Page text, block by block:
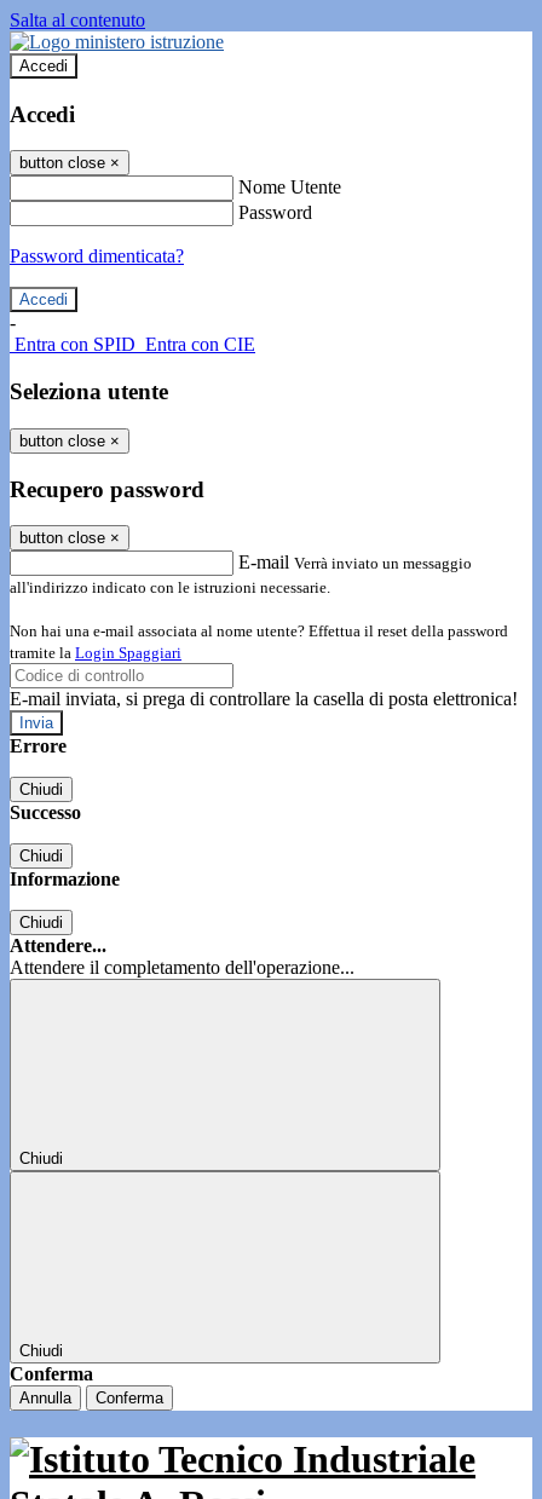
Salta al contenuto
Accedi
Accedi
button close ×
Nome Utente
Password
Password dimenticata?
-
Entra con SPID Entra con CIE
Seleziona utente
button close ×
Recupero password
button close ×
E-mail Verrà inviato un messaggio
all'indirizzo indicato con le istruzioni necessarie.
Non hai una e-mail associata al nome utente? Effettua il reset della password
tramite la Login Spaggiari
E-mail inviata, si prega di controllare la casella di posta elettronica!
Errore
Chiudi
Successo
Chiudi
Informazione
Chiudi
Attendere...
Attendere il completamento dell'operazione...
Chiudi
Chiudi
Conferma
Annulla Conferma